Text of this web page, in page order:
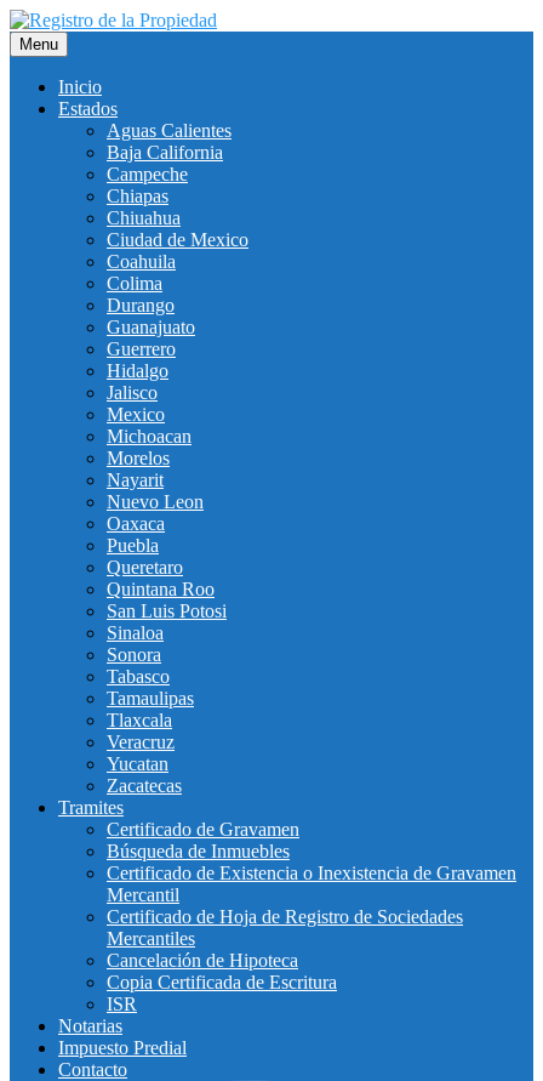
Saltar
al
contenido
Menu
Inicio
Estados
Aguas Calientes
Baja California
Campeche
Chiapas
Chiuahua
Ciudad de Mexico
Coahuila
Colima
Durango
Guanajuato
Guerrero
Hidalgo
Jalisco
Mexico
Michoacan
Morelos
Nayarit
Nuevo Leon
Oaxaca
Puebla
Queretaro
Quintana Roo
San Luis Potosi
Sinaloa
Sonora
Tabasco
Tamaulipas
Tlaxcala
Veracruz
Yucatan
Zacatecas
Tramites
Certificado de Gravamen
Búsqueda de Inmuebles
Certificado de Existencia o Inexistencia de Gravamen
Mercantil
Certificado de Hoja de Registro de Sociedades
Mercantiles
Cancelación de Hipoteca
Copia Certificada de Escritura
ISR
Notarias
Impuesto Predial
Contacto